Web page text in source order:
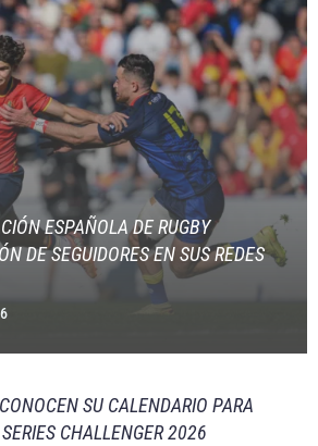
ESPAÑOLA DE RUGBY
DE SEGUIDORES EN SUS REDES
SU CALENDARIO PARA
CHALLENGER 2026